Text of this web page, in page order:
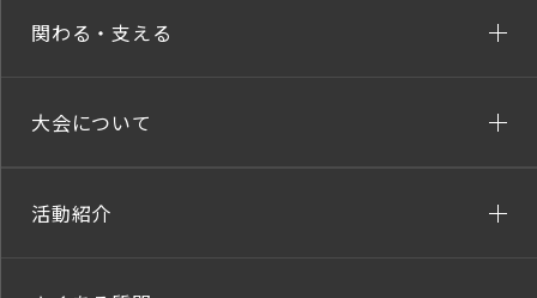
関わる・支える
大会について
活動紹介